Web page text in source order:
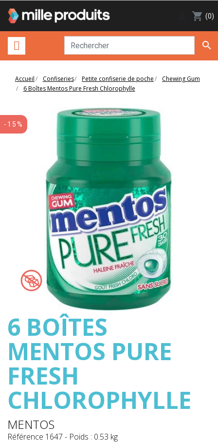
shopping_cart (0)

Accueil Confiseries Petite confiserie de poche
Chewing Gum
6 Boîtes Mentos Pure Fresh Chlorophylle
-15%
6 BOÎTES
MENTOS PURE
FRESH
CHLOROPHYLLE
MENTOS
Référence 1647 - Poids : 0.53 kg